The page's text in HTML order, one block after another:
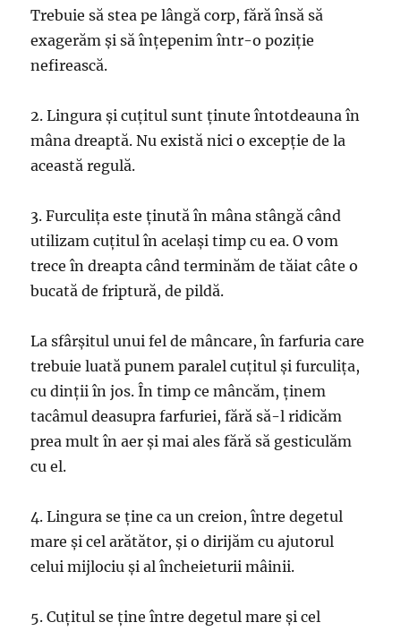
Trebuie să stea pe lângă corp, fără însă să
exagerăm şi să înţepenim într-o poziţie
nefirească.
2. Lingura şi cuţitul sunt ţinute întotdeauna în
mâna dreaptă. Nu există nici o excepţie de la
această regulă.
3. Furculiţa este ţinută în mâna stângă când
utilizam cuţitul în acelaşi timp cu ea. O vom
trece în dreapta când terminăm de tăiat câte o
bucată de friptură, de pildă.
La sfârşitul unui fel de mâncare, în farfuria care
trebuie luată punem paralel cuţitul şi furculiţa,
cu dinţii în jos. În timp ce mâncăm, ţinem
tacâmul deasupra farfuriei, fără să-l ridicăm
prea mult în aer şi mai ales fără să gesticulăm
cu el.
4. Lingura se ţine ca un creion, între degetul
mare şi cel arătător, şi o dirijăm cu ajutorul
celui mijlociu şi al încheieturii mâinii.
5. Cuţitul se ţine între degetul mare şi cel